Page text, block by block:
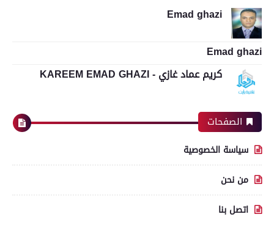
Emad ghazi
Emad ghazi
كريم عماد غازي - KAREEM EMAD GHAZI
الصفحات
سياسة الخصوصية
من نحن
اتصل بنا